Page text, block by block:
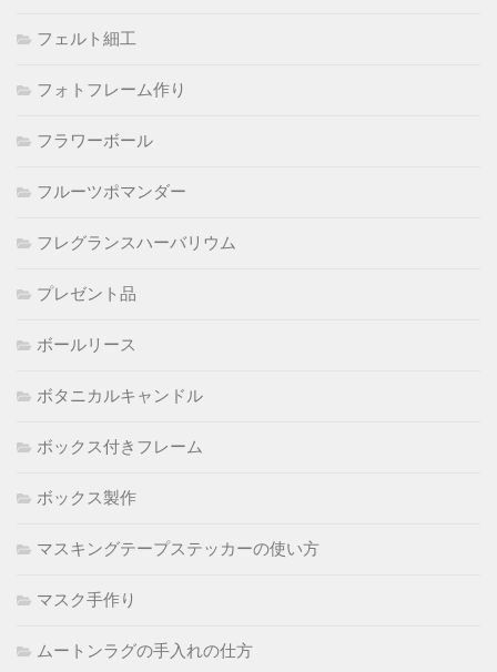
フェルト細工
フォトフレーム作り
フラワーボール
フルーツポマンダー
フレグランスハーバリウム
プレゼント品
ボールリース
ボタニカルキャンドル
ボックス付きフレーム
ボックス製作
マスキングテープステッカーの使い方
マスク手作り
ムートンラグの手入れの仕方